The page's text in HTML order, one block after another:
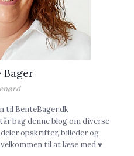
Bager
til BenteBager.dk
bag denne blog om diverse
opskrifter, billeder og
til at læse med ♥